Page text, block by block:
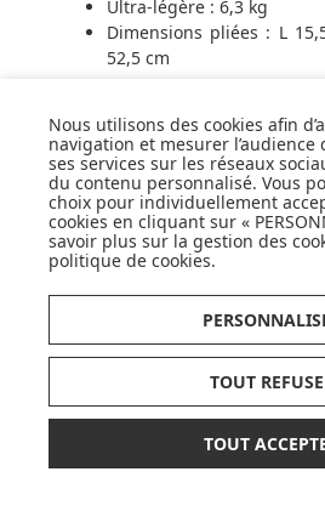
Ultra-légère : 6,3 kg
Dimensions pliées : L
52,5 cm
ACHETER LA
Nous utilisons des cookies afin
navigation et mesurer
ses services sur les réseaux
du contenu personnalisé. Vous
choix pour individuellement
cookies en cliquant sur «
savoir plus sur la gestion des
politique de cookies.
TOUT
TOUT